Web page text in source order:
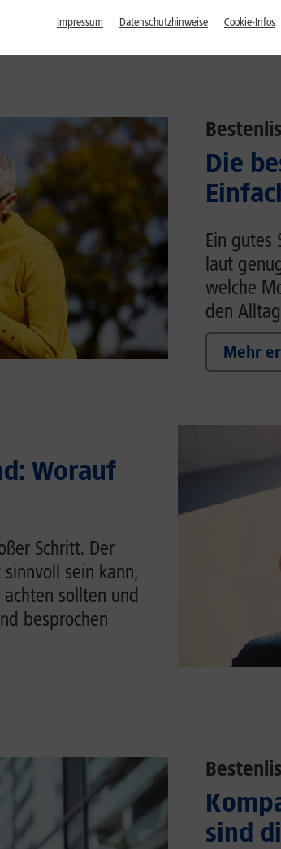
Die
Ein gutes
laut
welche
den
Mehr
Worauf
Schritt. Der
sein kann,
sollten und
besprochen
sind
Impressum Datenschutzhinweise Cookie-Infos